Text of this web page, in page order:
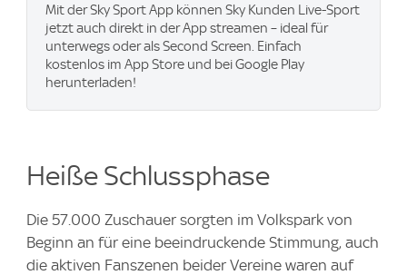
Mit der Sky Sport App können Sky Kunden Live-Sport
jetzt auch direkt in der App streamen – ideal für
unterwegs oder als Second Screen. Einfach
kostenlos im App Store und bei Google Play
herunterladen!
Heiße Schlussphase
Die 57.000 Zuschauer sorgten im Volkspark von
Beginn an für eine beeindruckende Stimmung, auch
die aktiven Fanszenen beider Vereine waren auf